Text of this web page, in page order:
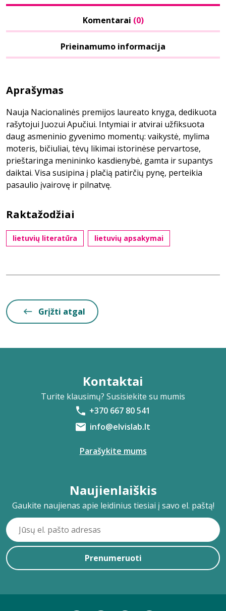
Komentarai (0)
Prieinamumo informacija
Aprašymas
Nauja Nacionalinės premijos laureato knyga, dedikuota
rašytojui Juozui Apučiui. Intymiai ir atvirai užfiksuota
daug asmeninio gyvenimo momentų: vaikystė, mylima
moteris, bičiuliai, tėvų likimai istorinėse pervartose,
prieštaringa menininko kasdienybė, gamta ir supantys
daiktai. Visa susipina į plačią patirčių pynę, perteikia
pasaulio įvairovę ir pilnatvę.
Raktažodžiai
lietuvių literatūra lietuvių apsakymai
Grįžti atgal
Kontaktai
Turite klausimų? Susisiekite su mumis
+370 667 80 541
info@elvislab.lt
Parašykite mums
Naujienlaiškis
Gaukite naujienas apie leidinius tiesiai į savo el. paštą!
Prenumeruoti